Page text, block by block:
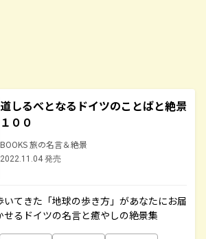
道しるべとなるドイツのことばと絶景
１００
BOOKS 旅の名言＆絶景
2022.11.04 発売
てきた「地球の歩き方」があなたにお届
せるドイツの名言と癒やしの絶景集